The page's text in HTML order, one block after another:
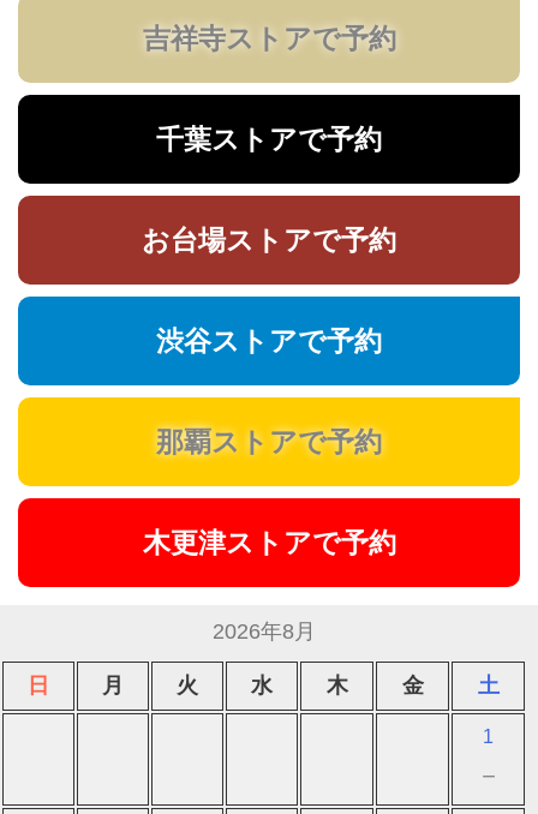
吉祥寺ストアで予約
千葉ストアで予約
お台場ストアで予約
渋谷ストアで予約
那覇ストアで予約
木更津ストアで予約
2026年8月
日 月 火 水 木 金 土
1
－